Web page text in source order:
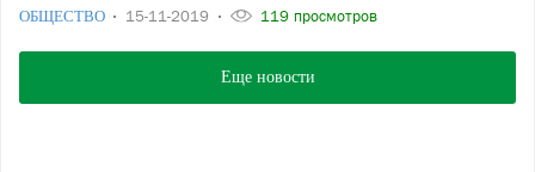
ОБЩЕСТВО 15-11-2019 119 просмотров
Еще новости